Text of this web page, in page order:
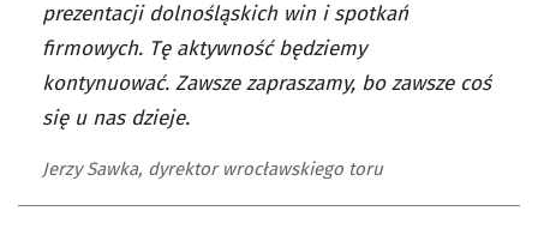
prezentacji dolnośląskich win i spotkań
firmowych. Tę aktywność będziemy
kontynuować. Zawsze zapraszamy, bo zawsze coś
się u nas dzieje.
Jerzy Sawka, dyrektor wrocławskiego toru